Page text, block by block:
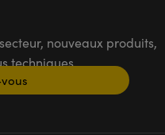
nouveaux produits,
techniques